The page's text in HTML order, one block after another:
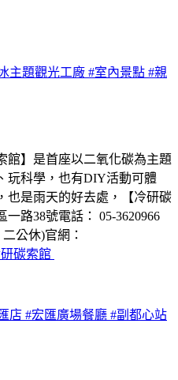
主題觀光工廠 #室內景點 #親
館】是首座以二氧化碳為主題
玩科學，也有DIY活動可體
也是雨天的好去處，【冷研碳
路38號電話： 05-3620966
公休)官網：
碳索館
店 #宏匯廣場餐廳 #副都心站